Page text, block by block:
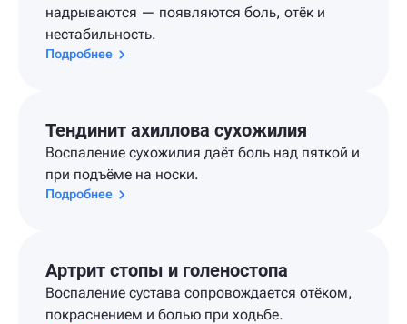
надрываются — появляются боль, отёк и
нестабильность.
Подробнее
Тендинит ахиллова сухожилия
Воспаление сухожилия даёт боль над пяткой и
при подъёме на носки.
Подробнее
Артрит стопы и голеностопа
Воспаление сустава сопровождается отёком,
покраснением и болью при ходьбе.